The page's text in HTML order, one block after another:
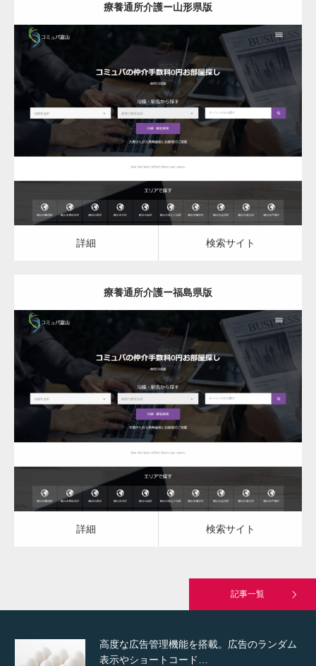
療養通所介護ー山形県版
更新日： 2023.03.09
療養通所介護
詳細 検索サイト
詳細 検索サイト
療養通所介護ー福島県版
更新日： 2023.03.09
療養通所介護
詳細 検索サイト
詳細 検索サイト
記事一覧
変幻自在、あらゆる業種に対応可能な新しい
カスタム投稿タイプ実…
一般社団法人高齢者支援協会がコミュパ.com
通常投稿
Hello world!
高度な広告管理機能を搭載。広告のランダム
表示やショートコード…